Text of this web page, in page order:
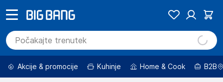
Akcije & promocije Kuhinje Home & Cook B2B